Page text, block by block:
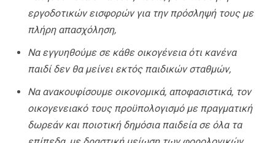
εργοδοτικών εισφορών για την πρόσληψή τους με
πλήρη απασχόληση,
Να εγγυηθούμε σε κάθε οικογένεια ότι κανένα
παιδί δεν θα μείνει εκτός παιδικών σταθμών,
Να ανακουφίσουμε οικονομικά, αποφασιστικά, τον
οικογενειακό τους προϋπολογισμό με πραγματική
δωρεάν και ποιοτική δημόσια παιδεία σε όλα τα